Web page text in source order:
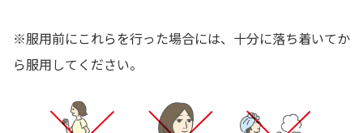
※服用前にこれらを行った場合には、十分に落ち着いてか
ら服用してください。